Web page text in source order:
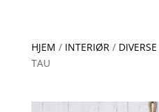
HJEM / INTERIØR/ DIVERSE
TAU